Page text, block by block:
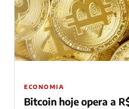
ECONOMIA
Bitcoin hoje opera a